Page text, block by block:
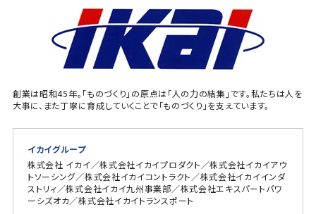
創業は昭和45年。「ものづくり」の原点は「人の力の結集」です。私たちは人を
大事に、また丁寧に育成していくことで「ものづくり」を支えています。
イカイグループ
株式会社 イカイ／株式会社イカイプロダクト／株式会社イカイアウ
トソーシング／株式会社イカイコントラクト／株式会社イカイインダ
ストリィ／株式会社イカイ九州事業部／株式会社エキスパートパワ
ーシズオカ／株式会社イカイトランスポート